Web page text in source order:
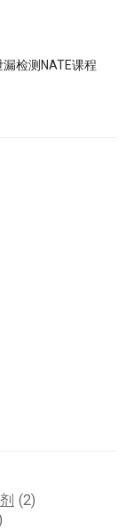
检测NATE课程
(2)